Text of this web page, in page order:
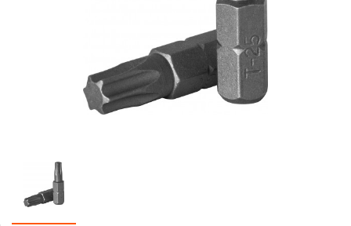
Гарантия и сервис
Доставка и оплата
Забыли пароль?